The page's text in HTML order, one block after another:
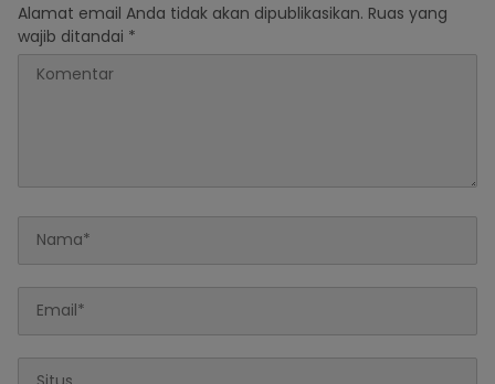
Alamat email Anda tidak akan dipublikasikan. Ruas yang
wajib ditandai *